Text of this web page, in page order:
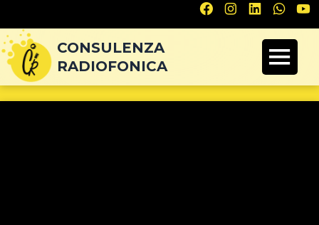
CONSULENZA
RADIOFONICA